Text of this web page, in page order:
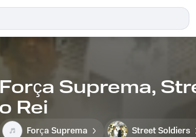
Força Suprema,
o Rei
Força Suprema Street Soldiers